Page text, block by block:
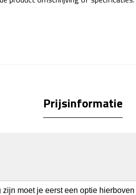
Prijsinformatie
zijn moet je eerst een optie